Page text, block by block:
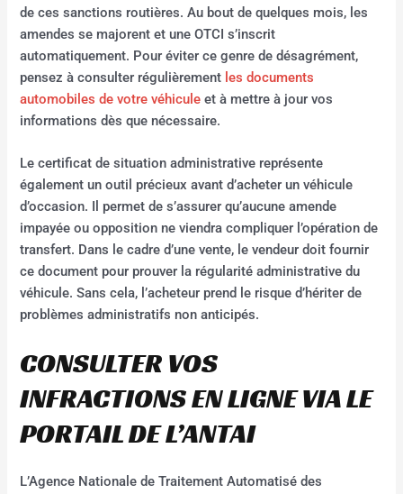
de ces sanctions routières. Au bout de quelques mois, les
amendes se majorent et une OTCI s’inscrit
automatiquement. Pour éviter ce genre de désagrément,
pensez à consulter régulièrement les documents
automobiles de votre véhicule et à mettre à jour vos
informations dès que nécessaire.
Le certificat de situation administrative représente
également un outil précieux avant d’acheter un véhicule
d’occasion. Il permet de s’assurer qu’aucune amende
impayée ou opposition ne viendra compliquer l’opération de
transfert. Dans le cadre d’une vente, le vendeur doit fournir
ce document pour prouver la régularité administrative du
véhicule. Sans cela, l’acheteur prend le risque d’hériter de
problèmes administratifs non anticipés.
CONSULTER VOS
INFRACTIONS EN LIGNE VIA LE
PORTAIL DE L’ANTAI
L’Agence Nationale de Traitement Automatisé des